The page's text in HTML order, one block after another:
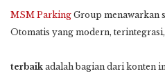
MSM Parking Group menawarkan
Otomatis yang modern,
terbaik adalah bagian dari konten